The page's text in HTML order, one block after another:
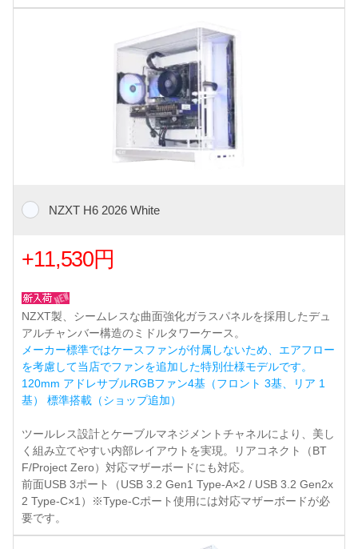
NZXT H6 2026 White
+11,530円
NZXT製、シームレスな曲面強化ガラスパネルを採用したデュ
アルチャンバー構造のミドルタワーケース。
メーカー標準ではケースファンが付属しないため、エアフロー
を考慮して当店でファンを追加した特別仕様モデルです。
120mm アドレサブルRGBファン4基（フロント 3基、リア 1
基） 標準搭載（ショップ追加）
ツールレス設計とケーブルマネジメントチャネルにより、美し
く組み立てやすい内部レイアウトを実現。リアコネクト（BT
F/Project Zero）対応マザーボードにも対応。
前面USB 3ポート（USB 3.2 Gen1 Type-A×2 / USB 3.2 Gen2x
2 Type-C×1）※Type-Cポート使用には対応マザーボードが必
要です。